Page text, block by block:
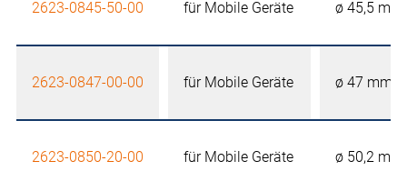
2623-0845-50-00 für Mobile Geräte ø 45,5 mm
2623-0847-00-00 für Mobile Geräte ø 47 mm
2623-0850-20-00 für Mobile Geräte ø 50,2 mm